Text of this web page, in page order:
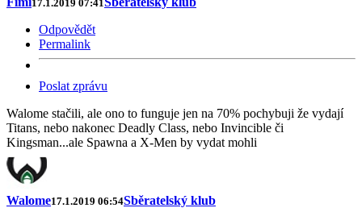
17.1.2019 07:41
Odpovědět
Permalink
Poslat zprávu
Walome stačili, ale ono to funguje jen na 70% pochybuji že vydají
Titans, nebo nakonec Deadly Class, nebo Invincible či
Kingsman...ale Spawna a X-Men by vydat mohli
Walome17.1.2019 06:54Sběratelský klub